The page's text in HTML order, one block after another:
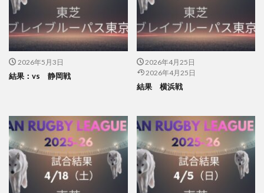
2026年5月3日
結果：vs 静岡戦
2026年4月25日
2026年4月25日
結果 横浜戦